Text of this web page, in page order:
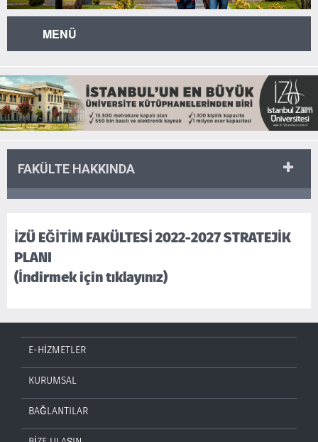
MENÜ
FAKÜLTE HAKKINDA
İZÜ EĞİTİM FAKÜLTESİ 2022-2027 STRATEJİK
PLANI
(İndirmek için tıklayınız)
E-HİZMETLER
KURUMSAL
BAĞLANTILAR